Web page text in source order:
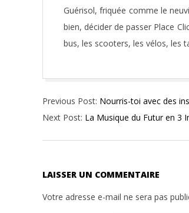
Guérisol, friquée comme le
bien, décider de passer Place
bus, les scooters, les vélos, les
10-
25
Previous Post: Nourris-toi avec des
Next Post: La Musique du Futur en 3
LAISSER UN COMMENTAIRE
Votre adresse e-mail ne sera pas